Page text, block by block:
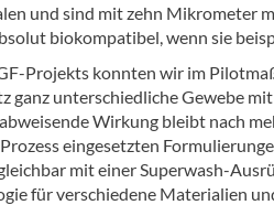
und sind mit zehn Mikrometer
biokompatibel, wenn sie
Projekts konnten wir im
ganz unterschiedliche Gewebe
Wirkung bleibt nach
eingesetzten
mit einer Superwash-
für verschiedene Materialien